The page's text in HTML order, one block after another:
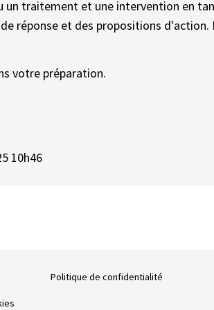
un traitement et une intervention en
réponse et des propositions
votre préparation.
10h46
Politique de confidentialité